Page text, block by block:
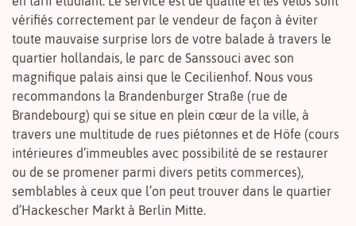
vérifiés correctement par le vendeur de façon à éviter
toute mauvaise surprise lors de votre balade à travers le
quartier hollandais, le parc de Sanssouci avec son
magnifique palais ainsi que le Cecilienhof. Nous vous
recommandons la Brandenburger Straße (rue de
Brandebourg) qui se situe en plein cœur de la ville, à
travers une multitude de rues piétonnes et de Höfe (cours
intérieures d’immeubles avec possibilité de se restaurer
ou de se promener parmi divers petits commerces),
semblables à ceux que l’on peut trouver dans le quartier
d’Hackescher Markt à Berlin Mitte.